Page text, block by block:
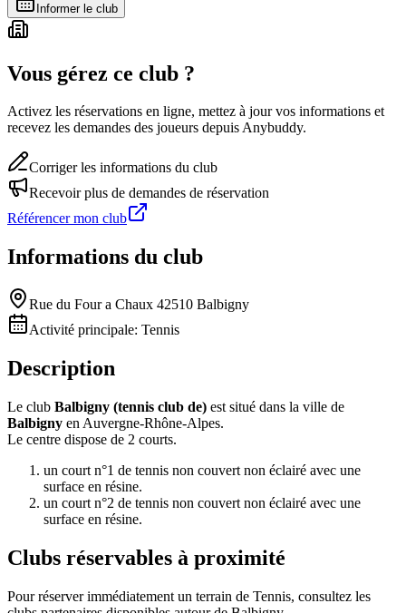
Informer le club
Vous gérez ce club ?
Activez les réservations en ligne, mettez à jour vos informations et
recevez les demandes des joueurs depuis Anybuddy.
Corriger les informations du club
Recevoir plus de demandes de réservation
Référencer mon club
Informations du club
Rue du Four a Chaux 42510 Balbigny
Activité principale: Tennis
Description
Le club Balbigny (tennis club de) est situé dans la ville de
Balbigny en Auvergne-Rhône-Alpes.
Le centre dispose de 2 courts.
un court n°1 de tennis non couvert non éclairé avec une
surface en résine.
un court n°2 de tennis non couvert non éclairé avec une
surface en résine.
Clubs réservables à proximité
Pour réserver immédiatement un terrain de Tennis, consultez les